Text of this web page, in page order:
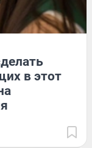
в этот